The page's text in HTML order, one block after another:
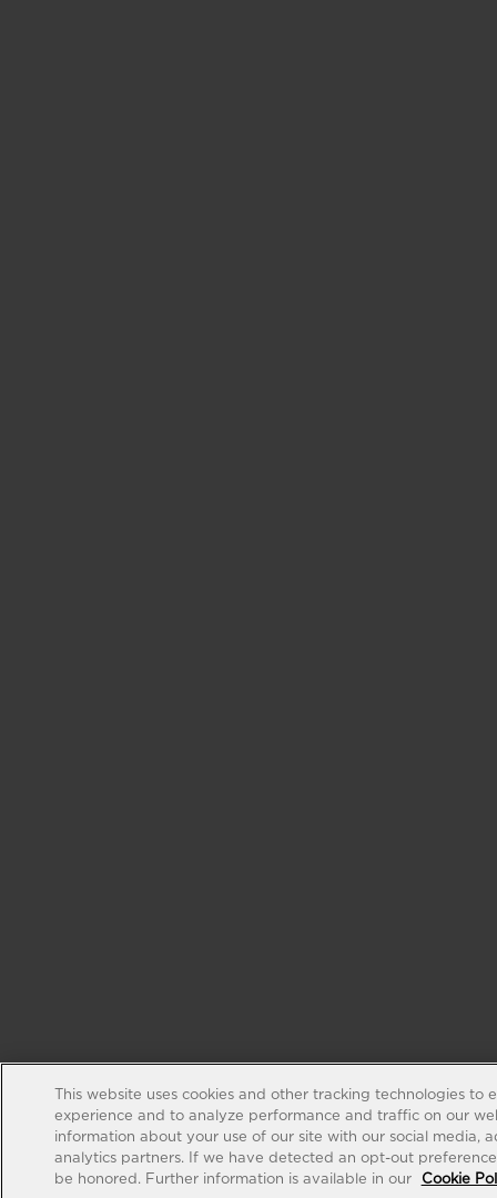
This website uses cookies and other tracking technologies to
experience and to analyze performance and traffic on our
information about your use of our site with our social media,
analytics partners. If we have detected an opt-out
be honored. Further information is available in our
Cookie